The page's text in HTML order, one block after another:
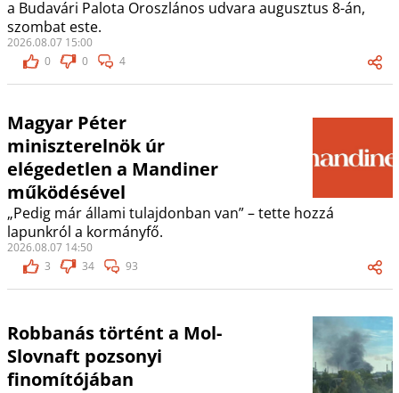
a Budavári Palota Oroszlános udvara augusztus 8-án,
szombat este.
2026.08.07 15:00
0
0 4
Magyar Péter
miniszterelnök úr
elégedetlen a Mandiner
működésével
„Pedig már állami tulajdonban van” – tette hozzá
lapunkról a kormányfő.
2026.08.07 14:50
3
34 93
Robbanás történt a Mol-
Slovnaft pozsonyi
finomítójában